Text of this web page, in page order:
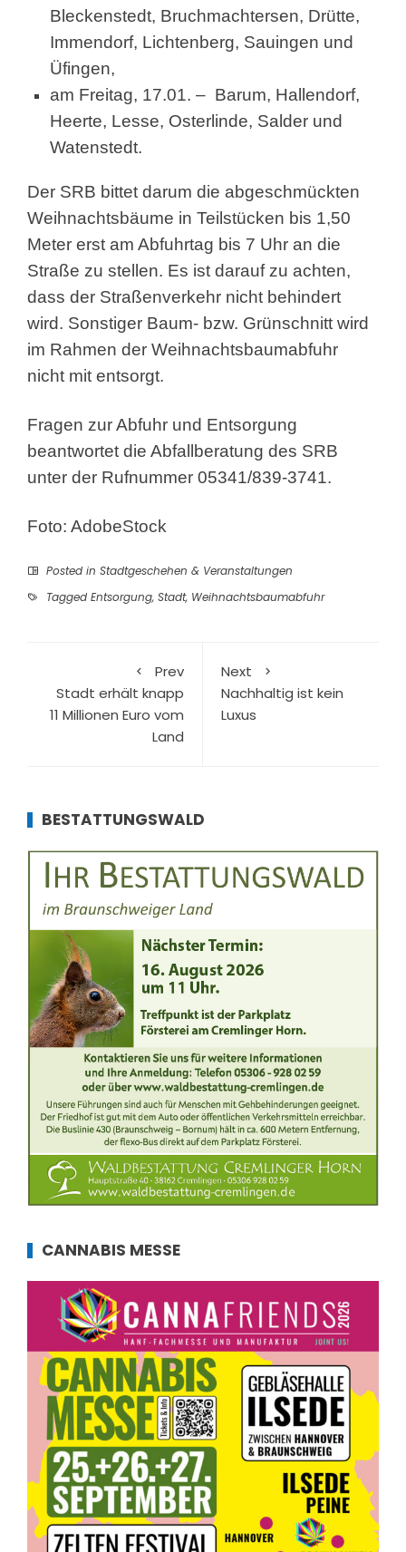
Bleckenstedt, Bruchmachtersen, Drütte,
Immendorf, Lichtenberg, Sauingen und
Üfingen,
am Freitag, 17.01. – Barum, Hallendorf,
Heerte, Lesse, Osterlinde, Salder und
Watenstedt.
Der SRB bittet darum die abgeschmückten
Weihnachtsbäume in Teilstücken bis 1,50
Meter erst am Abfuhrtag bis 7 Uhr an die
Straße zu stellen. Es ist darauf zu achten,
dass der Straßenverkehr nicht behindert
wird. Sonstiger Baum- bzw. Grünschnitt wird
im Rahmen der Weihnachtsbaumabfuhr
nicht mit entsorgt.
Fragen zur Abfuhr und Entsorgung
beantwortet die Abfallberatung des SRB
unter der Rufnummer 05341/839-3741.
Foto: AdobeStock
Posted in Stadtgeschehen & Veranstaltungen
Tagged Entsorgung, Stadt, Weihnachtsbaumabfuhr
Prev
Stadt erhält knapp
11 Millionen Euro vom
Land
Next
Nachhaltig ist kein
Luxus
BESTATTUNGSWALD
CANNABIS MESSE